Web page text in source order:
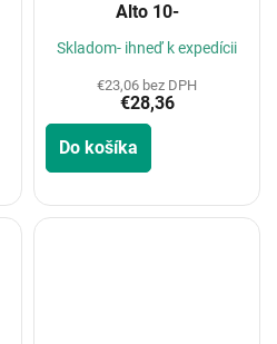
Alto 10-
Skladom- ihneď k expedícii
€23,06 bez DPH
€28,36
Do košíka